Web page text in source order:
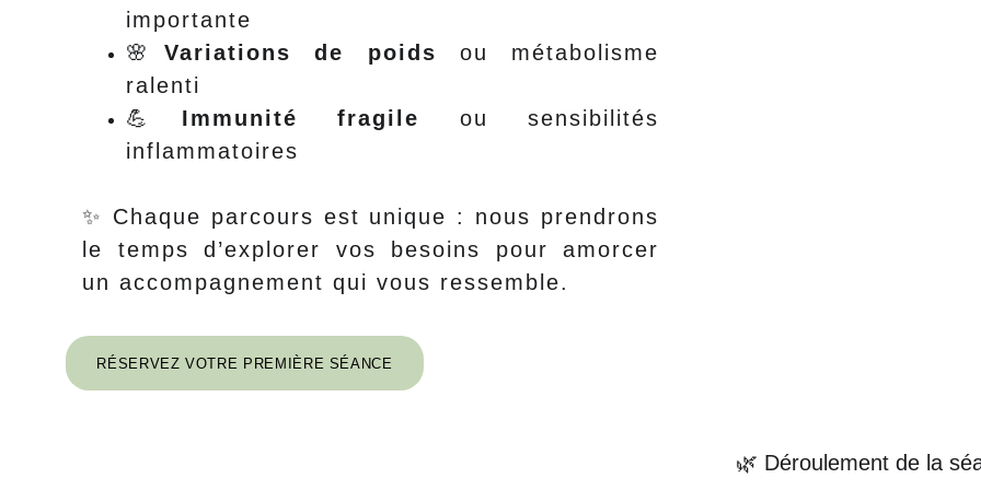
importante
🌸Variations de poids ou métabolisme
ralenti
💪 Immunité fragile ou sensibilités
inflammatoires
✨ Chaque parcours est unique : nous prendrons
le temps d’explorer vos besoins pour amorcer
un accompagnement qui vous ressemble.
🌿 Déroulement de la
RÉSERVEZ VOTRE PREMIÈRE SÉANCE